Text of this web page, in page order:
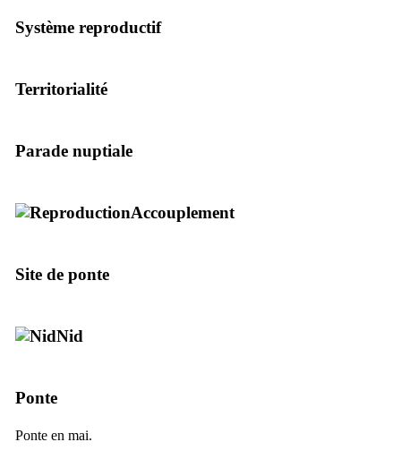
Système reproductif
Territorialité
Parade nuptiale
Accouplement
Site de ponte
Nid
Ponte
Ponte en mai.